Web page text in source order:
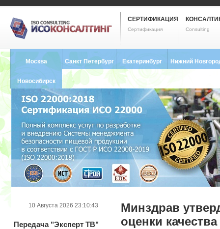
СЕРТИФИКАЦИЯ
Сертификация Consulting
Москва Санкт Петербург
8 (812) 748-2493
Екатеринбург
8 (343) 237-2593
Нижний
Новосибирск
8 (383) 227-8449
Минздрав
оценки
10 Августа 2026 23:10:43
Передача"Эксперт ТВ"